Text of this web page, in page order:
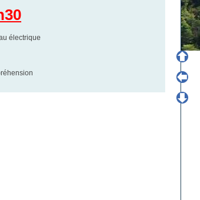
électrique